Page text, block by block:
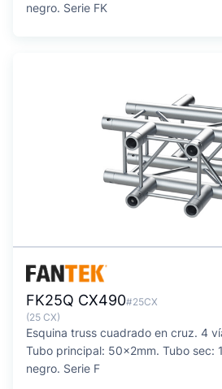
negro. Serie FK
FK25Q CX490#25CX
(25 CX)
Esquina truss cuadrado en cruz. 4
Tubo principal: 50x2mm. Tubo sec:
negro. Serie F